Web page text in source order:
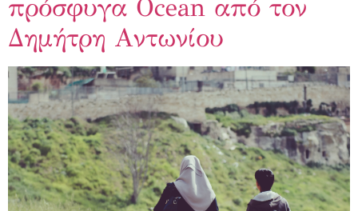
πρόσφυγα Ocean από τον
Δημήτρη Αντωνίου